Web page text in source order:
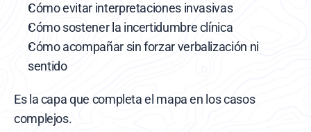
Cómo evitar interpretaciones invasivas
Cómo sostener la incertidumbre clínica
Cómo acompañar sin forzar verbalización ni
sentido
Es la capa que completa el mapa en los casos
complejos.